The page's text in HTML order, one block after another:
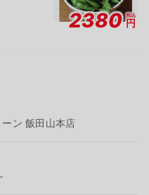
2380 税込
円
ン 飯田山本店